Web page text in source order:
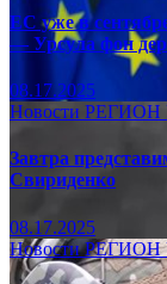
ЕС уже в
— Урсула фон
08.17.2025
Новости РЕГИОН
Завтра
Свириденко
08.17.2025
НовостиРЕГИОН